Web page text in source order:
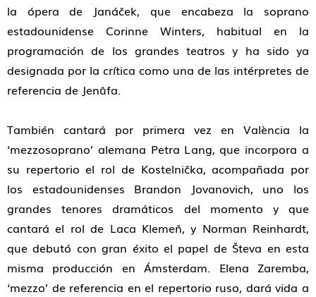
la ópera de Janáček, que encabeza la soprano
estadounidense Corinne Winters, habitual en la
programación de los grandes teatros y ha sido ya
designada por la crítica como una de las intérpretes de
referencia de Jenůfa.
También cantará por primera vez en València la
‘mezzosoprano’ alemana Petra Lang, que incorpora a
su repertorio el rol de Kostelnička, acompañada por
los estadounidenses Brandon Jovanovich, uno los
grandes tenores dramáticos del momento y que
cantará el rol de Laca Klemeň, y Norman Reinhardt,
que debutó con gran éxito el papel de Števa en esta
misma producción en Ámsterdam. Elena Zaremba,
‘mezzo’ de referencia en el repertorio ruso, dará vida a